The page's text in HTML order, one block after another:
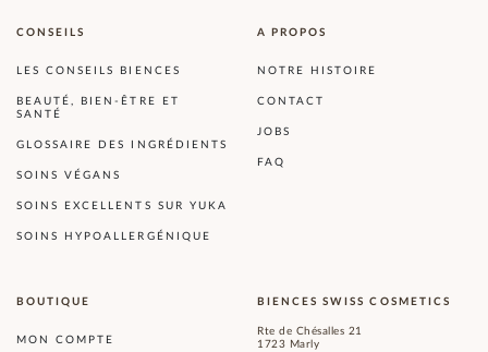
CONSEILS
LES CONSEILS BIENCES
BEAUTÉ, BIEN-ÊTRE ET
SANTÉ
GLOSSAIRE DES INGRÉDIENTS
SOINS VÉGANS
SOINS EXCELLENTS SUR YUKA
SOINS HYPOALLERGÉNIQUE
A PROPOS
NOTRE HISTOIRE
CONTACT
JOBS
FAQ
BOUTIQUE
MON COMPTE
BIENCES SWISS COSMETICS
Rte de Chésalles 21
1723 Marly